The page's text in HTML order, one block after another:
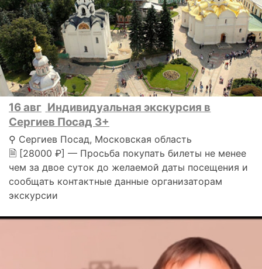
16 авг Индивидуальная экскурсия в
Сергиев Посад 3+
⚲ Сергиев Посад, Московская область
🗎 [28000 ₽] — Просьба покупать билеты не менее
чем за двое суток до желаемой даты посещения и
сообщать контактные данные организаторам
экскурсии